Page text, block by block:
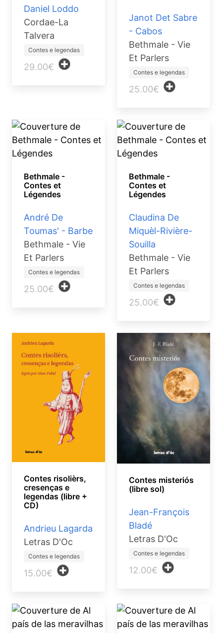
Daniel Loddo
Cordae-La
Talvera
Contes e legendas
29.00€
Janot Det Sabre
- Cabos
Bethmale - Vie
Et Parlers
Contes e legendas
25.00€
Bethmale -
Contes et
Légendes
André De
Toumas' - Barbe
Bethmale - Vie
Et Parlers
Contes e legendas
25.00€
Bethmale -
Contes et
Légendes
Claudina De
Miquèl-Rivière-
Souilla
Bethmale - Vie
Et Parlers
Contes e legendas
25.00€
Contes risolièrs,
cresenças e
legendas (libre +
CD)
Andrieu Lagarda
Letras D'Oc
Contes e legendas
15.00€
Contes misteriós
(libre sol)
Jean-François
Bladé
Letras D'Oc
Contes e legendas
12.00€